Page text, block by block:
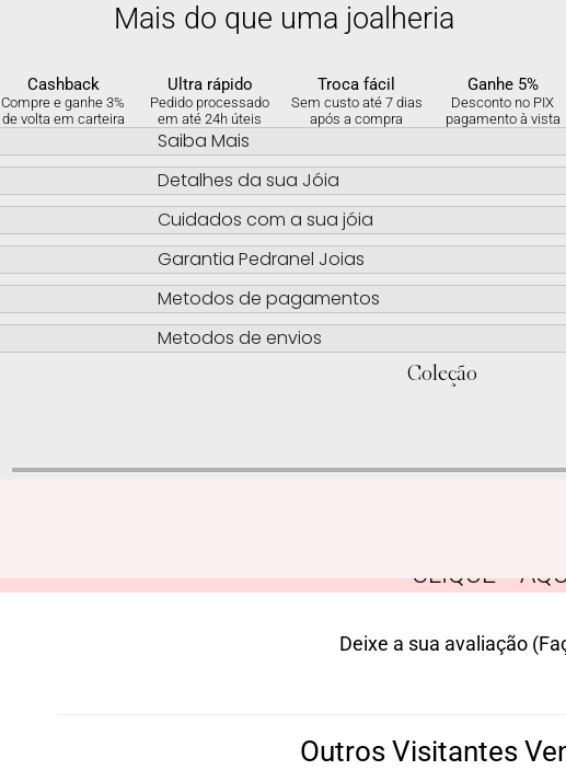
Mais do que uma joalheria
Cashback
Compre e ganhe 3%
de volta em carteira
Ultra rápido
Pedido processado
em até 24h úteis
Troca fácil
Sem custo até 7 dias
após a compra
Ganhe 5%
Desconto no PIX
pagamento à vista
Saiba Mais
Detalhes da sua Jóia
Cuidados com a sua jóia
Garantia Pedranel Joias
Metodos de pagamentos
Metodos de envios
Coleção
CLIQUE
Deixe a sua avaliação
Outros Visitantes